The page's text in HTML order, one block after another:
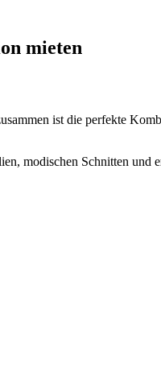
mieten
ist die perfekte
modischen Schnitten und